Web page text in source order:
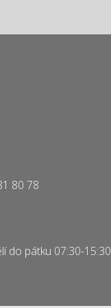
80 78
do pátku 07:30-15:30